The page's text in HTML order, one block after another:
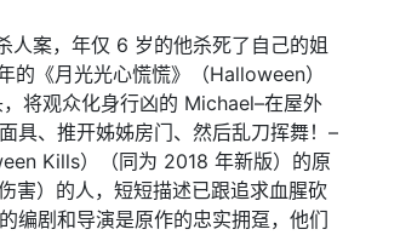
案，年仅 6 岁的他杀死了自己的姐
《月光光心慌慌》（Halloween）
将观众化身行凶的 Michael–在屋外
具、推开姊姊房门、然后乱刀挥舞！–
Kills）（同为 2018 年新版）的原
害）的人，短短描述已跟追求血腥砍
编剧和导演是原作的忠实拥趸，他们